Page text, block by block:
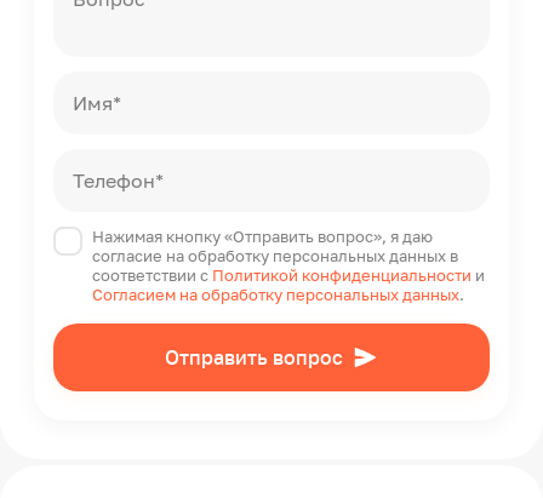
Конструкция матраса
Россия
Имя*
Телефон*
Нажимая кнопку «Отправить вопрос», я даю
согласие на обработку персональных данных в
соответствии с Политикой конфиденциальности и
Согласием на обработку персональных данных.
Отправить вопрос